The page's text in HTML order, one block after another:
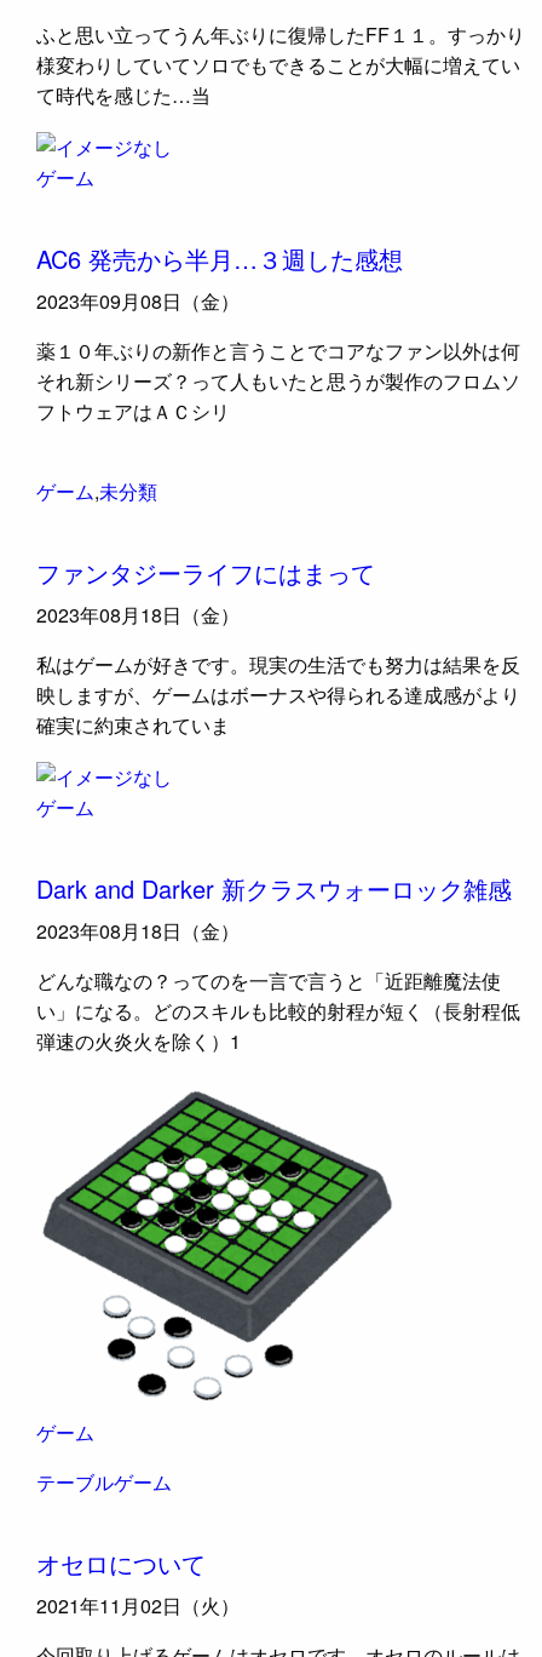
ふと思い立ってうん年ぶりに復帰したFF１１。すっかり
様変わりしていてソロでもできることが大幅に増えてい
て時代を感じた…当
ゲーム
AC6 発売から半月…３週した感想
2023年09月08日（金）
薬１０年ぶりの新作と言うことでコアなファン以外は何
それ新シリーズ？って人もいたと思うが製作のフロムソ
フトウェアはＡＣシリ
ゲーム,未分類
ファンタジーライフにはまって
2023年08月18日（金）
私はゲームが好きです。現実の生活でも努力は結果を反
映しますが、ゲームはボーナスや得られる達成感がより
確実に約束されていま
ゲーム
Dark and Darker 新クラスウォーロック雑感
2023年08月18日（金）
どんな職なの？ってのを一言で言うと「近距離魔法使
い」になる。どのスキルも比較的射程が短く（長射程低
弾速の火炎火を除く）1
ゲーム
テーブルゲーム
オセロについて
2021年11月02日（火）